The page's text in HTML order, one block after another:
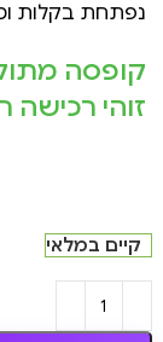
נפתחת בקלות
קופסה
זוהי רכישה
קיים במלאי